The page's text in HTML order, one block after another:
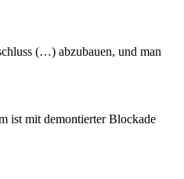
(…) abzubauen, und man
ist mit demontierter Blockade